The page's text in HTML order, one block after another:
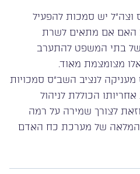
יש סמכות להפעיל
האם אם מתאים לשרת
של בתי המשפט להתערב
מצומצמת מאוד.
לנציב השב”ס סמכויות
הכוללת לניהול
לצורך שמירה על רמה
המלאה של מערכת כח האדם